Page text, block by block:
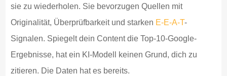
sie zu wiederholen. Sie bevorzugen Quellen mit
Originalität, Überprüfbarkeit und starken E-E-A-T-
Signalen. Spiegelt dein Content die Top-10-Google-
Ergebnisse, hat ein KI-Modell keinen Grund, dich zu
zitieren. Die Daten hat es bereits.